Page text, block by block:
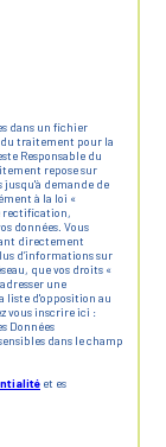
dans un fichier
traitement pour la
Responsable du
repose sur
jusqu'à demande de
à la loi «
rectification,
données. Vous
directement
d’informations sur
que vos droits «
une
liste d'opposition au
vous inscrire ici :
Données
dans le champ
et es